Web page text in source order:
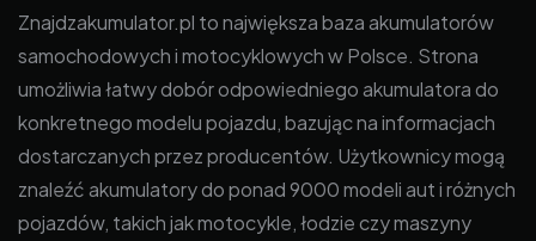
Znajdzakumulator.pl to największa baza akumulatorów
samochodowych i motocyklowych w Polsce. Strona
umożliwia łatwy dobór odpowiedniego akumulatora do
konkretnego modelu pojazdu, bazując na informacjach
dostarczanych przez producentów. Użytkownicy mogą
znaleźć akumulatory do ponad 9000 modeli aut i różnych
pojazdów, takich jak motocykle, łodzie czy maszyny